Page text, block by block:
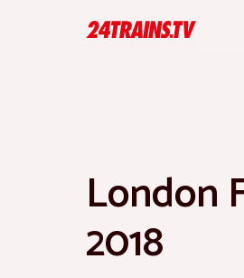
London
2018